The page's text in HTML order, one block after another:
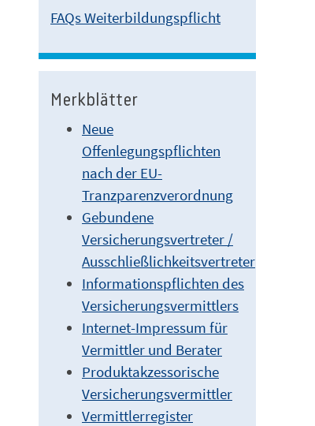
FAQs Weiterbildungspflicht
Merkblätter
Neue
Offenlegungspflichten
nach der EU-
Tranzparenzverordnung
Gebundene
Versicherungsvertreter /
Ausschließlichkeitsvertreter
Informationspflichten des
Versicherungsvermittlers
Internet-Impressum für
Vermittler und Berater
Produktakzessorische
Versicherungsvermittler
Vermittlerregister